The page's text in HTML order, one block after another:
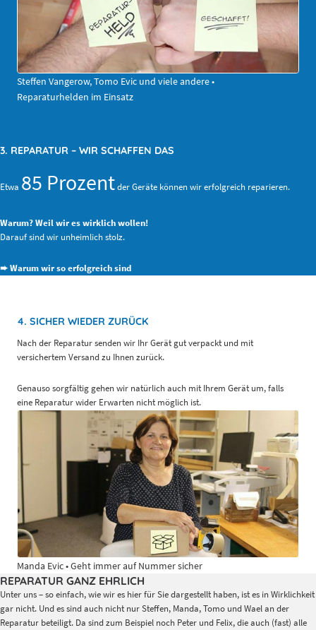
Steffen Vangerow, Tomo Evic und viele andere •
Reparaturhelden im Einsatz
3. REPARATUR – WIR SCHAFFEN DAS
Etwa 85 Prozentder Geräte können wir erfolgreich reparieren.
Warum? Weil wir es wirklich wollen!
Darauf sind wir unheimlich stolz.
➨ Warum wir so erfolgreich sind
4. SICHER WIEDER ZURÜCK
Nach der Reparatur senden wir Ihr Gerät gut verpackt und mit
versichertem Versand zu Ihnen zurück.
Genauso sorgfältig gehen wir natürlich auch mit Ihrem Gerät um, falls
eine Reparatur wider Erwarten nicht möglich ist.
Manda Evic • Geht immer auf Nummer sicher
REPARATUR GANZ EHRLICH
Unter uns – so einfach, wie wir es hier für Sie dargestellt haben, ist es in Wirklichkeit
gar nicht. Und es sind auch nicht nur Steffen, Manda, Tomo und Wael an der
Reparatur beteiligt. Da sind zum Beispiel noch Peter und Felix, die auch (fast) alle